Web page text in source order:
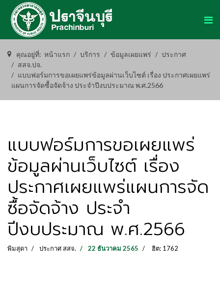
คุณอยู่ที่: หน้าแรก บริการ ข้อมูลเผยแพร่
ประกาศ
สสจ.ปจ.
แบบฟอร์มการขอเผยแพร่ข้อมูลผ่านเว็บไซต์ เรื่อง ประกาศเผยแพร่
แผนการจัดซื้อจัดจ้าง ประจำปีงบประมาณ พ.ศ.2566
แบบฟอร์มการขอเผยแพร่
ข้อมูลผ่านเว็บไซต์ เรื่อง
ประกาศเผยแพร่แผนการจัด
ซื้อจัดจ้าง ประจำ
ปีงบประมาณ พ.ศ.2566
พิมสุดา ประกาศ สสจ. 22 ธันวาคม 2565 ฮิต: 1762